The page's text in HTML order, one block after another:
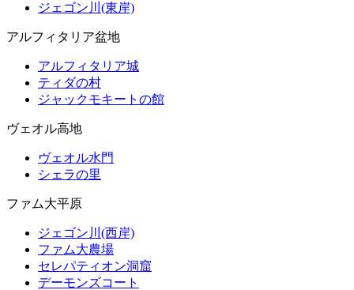
ジェゴン川(東岸)
アルフィタリア盆地
アルフィタリア城
ティダの村
ジャックモキートの館
ヴェオル高地
ヴェオル水門
シェラの里
ファム大平原
ジェゴン川(西岸)
ファム大農場
セレパティオン洞窟
デーモンズコート